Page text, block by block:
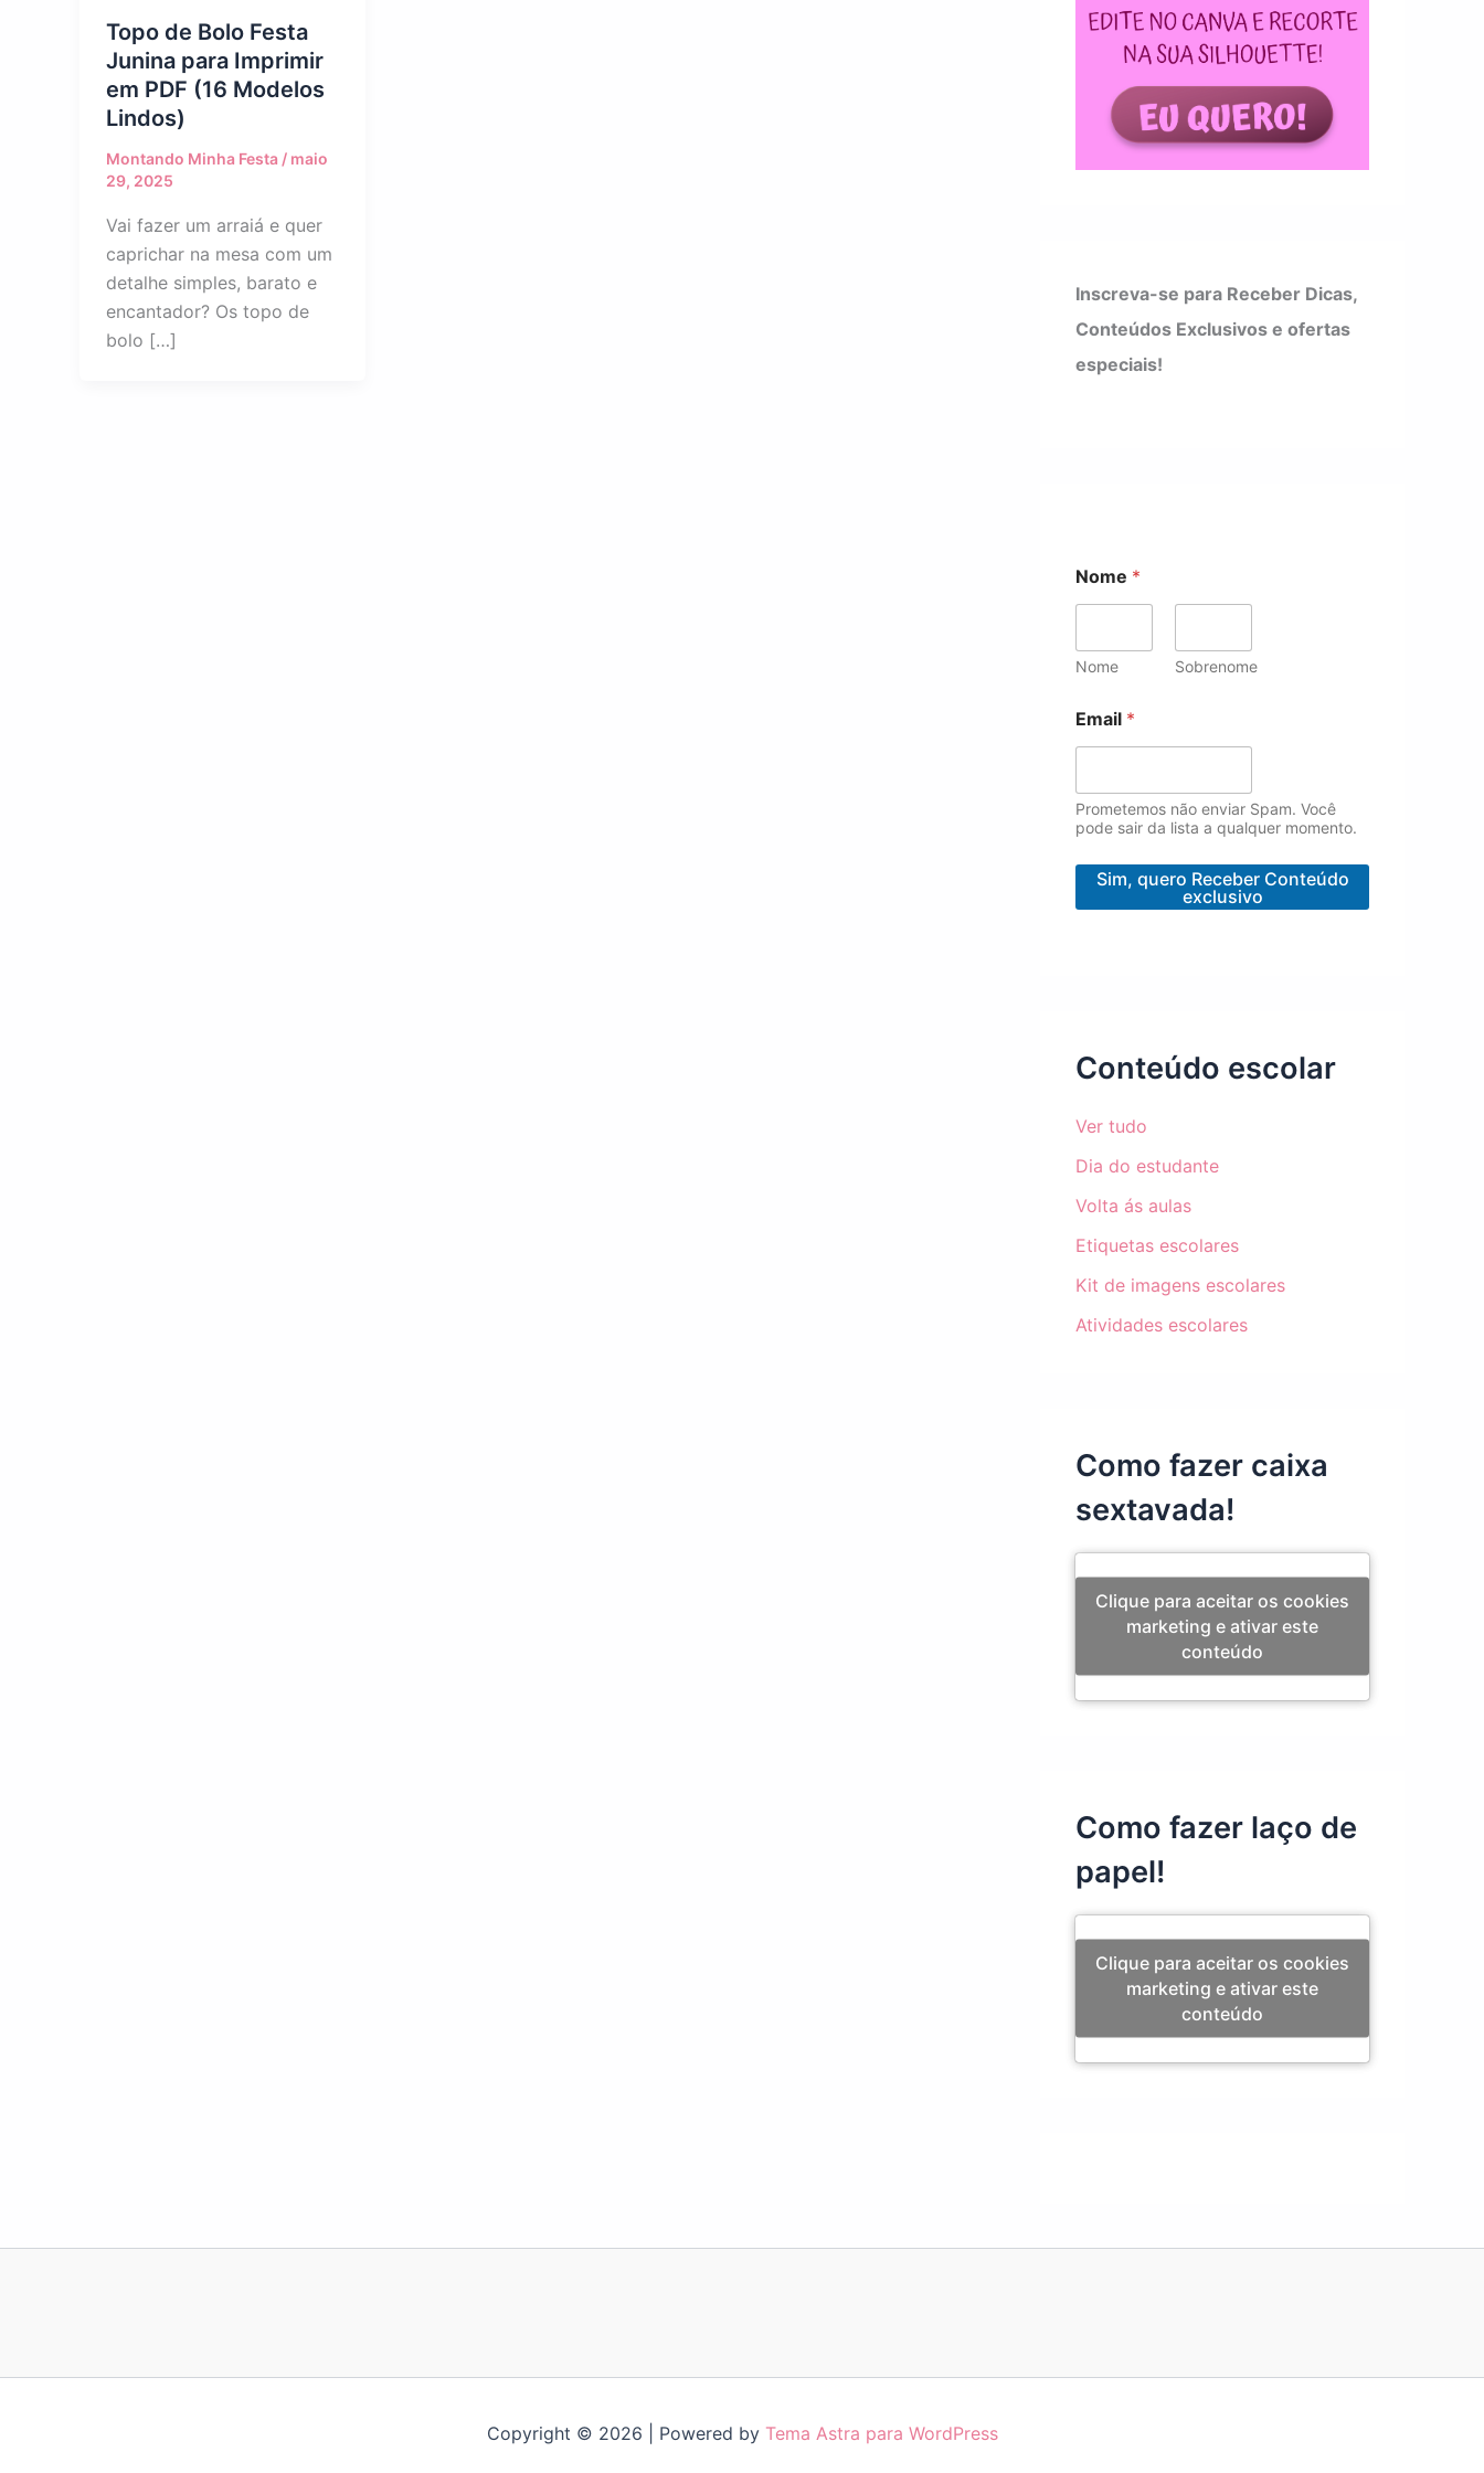
Topo de Bolo Festa
Junina para Imprimir
em PDF (16 Modelos
Lindos)
Montando Minha Festa / maio
29, 2025
Vai fazer um arraiá e quer
caprichar na mesa com um
detalhe simples, barato e
encantador? Os topo de
bolo […]
Inscreva-se para Receber Dicas,
Conteúdos Exclusivos e ofertas
especiais!
Nome *
Nome Sobrenome
o
m
E
m
a
l
o
Email *
Prometemos não enviar Spam. Você
pode sair da lista a qualquer momento.
Sim, quero Receber Conteúdo
exclusivo
Conteúdo escolar
Ver tudo
Dia do estudante
Volta ás aulas
Etiquetas escolares
Kit de imagens escolares
Atividades escolares
Como fazer caixa
sextavada!
Clique para aceitar os cookies
marketing e ativar este
conteúdo
Como fazer laço de
papel!
Clique para aceitar os cookies
marketing e ativar este
conteúdo
Copyright © 2026 | Powered by Tema Astra para WordPress